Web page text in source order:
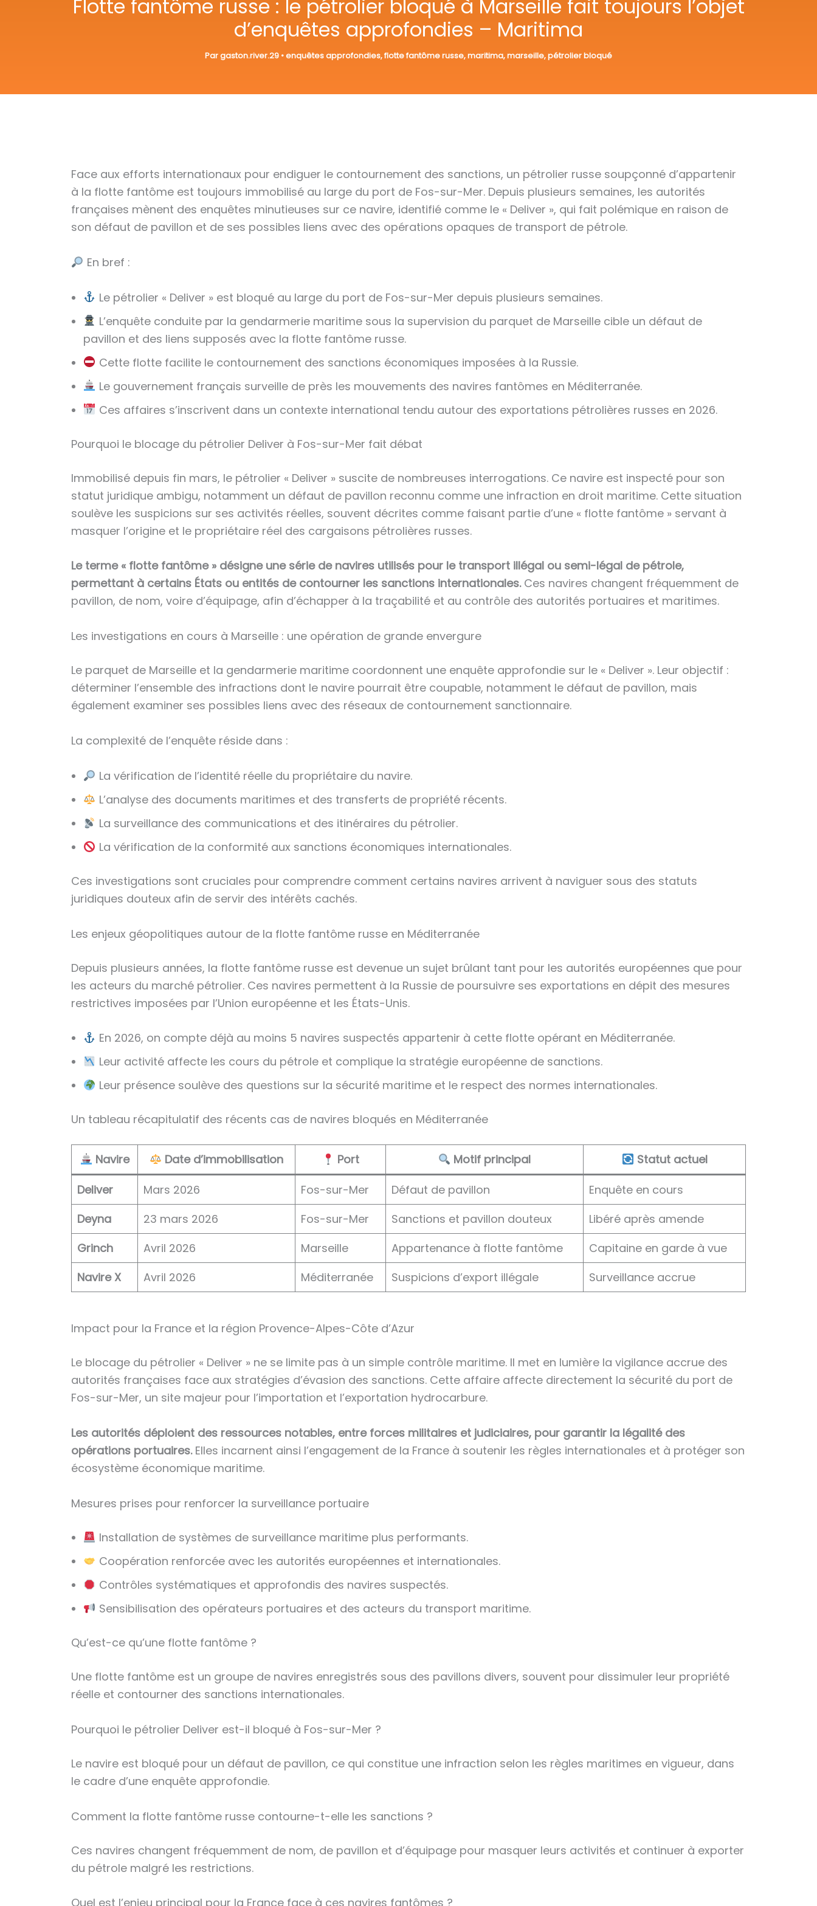
Flotte fantôme russe : le pétrolier bloqué à Marseille fait toujours l’objet
d’enquêtes approfondies – Maritima
Pargaston.river.29 •enquêtes approfondies,flotte fantôme russe,maritima,marseille,pétrolier bloqué
Face aux efforts internationaux pour endiguer le contournement des sanctions, un pétrolier russe soupçonné d’appartenir
à la flotte fantôme est toujours immobilisé au large du port de Fos-sur-Mer. Depuis plusieurs semaines, les autorités
françaises mènent des enquêtes minutieuses sur ce navire, identifié comme le « Deliver », qui fait polémique en raison de
son défaut de pavillon et de ses possibles liens avec des opérations opaques de transport de pétrole.
En bref :
Le pétrolier « Deliver » est bloqué au large du port de Fos-sur-Mer depuis plusieurs semaines.
L’enquête conduite par la gendarmerie maritime sous la supervision du parquet de Marseille cible un défaut de
pavillon et des liens supposés avec la flotte fantôme russe.
Cette flotte facilite le contournement des sanctions économiques imposées à la Russie.
Le gouvernement français surveille de près les mouvements des navires fantômes en Méditerranée.
Ces affaires s’inscrivent dans un contexte international tendu autour des exportations pétrolières russes en 2026.
Pourquoi le blocage du pétrolier Deliver à Fos-sur-Mer fait débat
Immobilisé depuis fin mars, le pétrolier « Deliver » suscite de nombreuses interrogations. Ce navire est inspecté pour son
statut juridique ambigu, notamment un défaut de pavillon reconnu comme une infraction en droit maritime. Cette situation
soulève les suspicions sur ses activités réelles, souvent décrites comme faisant partie d’une « flotte fantôme » servant à
masquer l’origine et le propriétaire réel des cargaisons pétrolières russes.
Le terme « flotte fantôme » désigne une série de navires utilisés pour le transport illégal ou semi-légal de pétrole,
permettant à certains États ou entités de contourner les sanctions internationales.Ces navires changent fréquemment de
pavillon, de nom, voire d’équipage, afin d’échapper à la traçabilité et au contrôle des autorités portuaires et maritimes.
Les investigations en cours à Marseille : une opération de grande envergure
Le parquet de Marseille et la gendarmerie maritime coordonnent une enquête approfondie sur le « Deliver ». Leur objectif :
déterminer l’ensemble des infractions dont le navire pourrait être coupable, notamment le défaut de pavillon, mais
également examiner ses possibles liens avec des réseaux de contournement sanctionnaire.
La complexité de l’enquête réside dans :
La vérification de l’identité réelle du propriétaire du navire.
L’analyse des documents maritimes et des transferts de propriété récents.
La surveillance des communications et des itinéraires du pétrolier.
La vérification de la conformité aux sanctions économiques internationales.
Ces investigations sont cruciales pour comprendre comment certains navires arrivent à naviguer sous des statuts
juridiques douteux afin de servir des intérêts cachés.
Les enjeux géopolitiques autour de la flotte fantôme russe en Méditerranée
Depuis plusieurs années, la flotte fantôme russe est devenue un sujet brûlant tant pour les autorités européennes que pour
les acteurs du marché pétrolier. Ces navires permettent à la Russie de poursuivre ses exportations en dépit des mesures
restrictives imposées par l’Union européenne et les États-Unis.
En 2026, on compte déjà au moins 5 navires suspectés appartenir à cette flotte opérant en Méditerranée.
Leur activité affecte les cours du pétrole et complique la stratégie européenne de sanctions.
Leur présence soulève des questions sur la sécurité maritime et le respect des normes internationales.
Un tableau récapitulatif des récents cas de navires bloqués en Méditerranée
Navire Date d’immobilisation Port Motif principal
Statut actuel
Deliver
Mars 2026 Fos-sur-Mer Défaut de pavillon
Enquête en cours
Deyna
23 mars 2026 Fos-sur-Mer Sanctions et pavillon douteux
Libéré après amende
Grinch
Avril 2026 Marseille Appartenance à flotte fantôme
Capitaine en garde à vue
Navire X
Avril 2026 Méditerranée Suspicions d’export illégale Surveillance accrue
Impact pour la France et la région Provence-Alpes-Côte d’Azur
Le blocage du pétrolier « Deliver » ne se limite pas à un simple contrôle maritime. Il met en lumière la vigilance accrue des
autorités françaises face aux stratégies d’évasion des sanctions. Cette affaire affecte directement la sécurité du port de
Fos-sur-Mer, un site majeur pour l’importation et l’exportation hydrocarbure.
Les autorités déploient des ressources notables, entre forces militaires et judiciaires, pour garantir la légalité des
opérations portuaires.Elles incarnent ainsi l’engagement de la France à soutenir les règles internationales et à protéger son
écosystème économique maritime.
Mesures prises pour renforcer la surveillance portuaire
Installation de systèmes de surveillance maritime plus performants.
Coopération renforcée avec les autorités européennes et internationales.
Contrôles systématiques et approfondis des navires suspectés.
Sensibilisation des opérateurs portuaires et des acteurs du transport maritime.
Qu’est-ce qu’une flotte fantôme ?
Une flotte fantôme est un groupe de navires enregistrés sous des pavillons divers, souvent pour dissimuler leur propriété
réelle et contourner des sanctions internationales.
Pourquoi le pétrolier Deliver est-il bloqué à Fos-sur-Mer ?
Le navire est bloqué pour un défaut de pavillon, ce qui constitue une infraction selon les règles maritimes en vigueur, dans
le cadre d’une enquête approfondie.
Comment la flotte fantôme russe contourne-t-elle les sanctions ?
Ces navires changent fréquemment de nom, de pavillon et d’équipage pour masquer leurs activités et continuer à exporter
du pétrole malgré les restrictions.
Quel est l’enjeu principal pour la France face à ces navires fantômes ?